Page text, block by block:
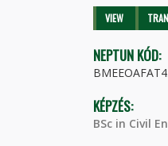
Primary
VIEW (ACTIVE
NEPTUN KÓD:
KÉPZÉS:
BSc in Civil